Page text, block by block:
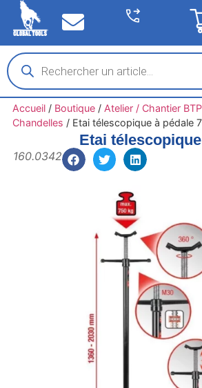
Accueil/ Boutique/ Atelier / Chantier BTP
Chandelles / Etai télescopique à pédale
Etai
160.0342